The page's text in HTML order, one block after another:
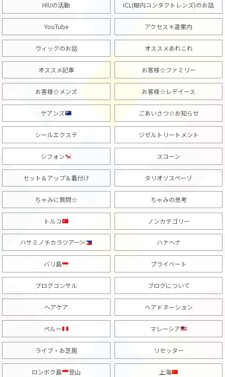
HIUの活動 ICL(眼内コンタクトレンズ)のお話
YouTube アクセス＊道案内
ウィッグのお話 オススメあれこれ
オススメ記事 お客様☆ファミリー
お客様☆メンズ お客様☆レデイース
ケアンズ ごあいさつ☆お知らせ
シールエクステ ジゼルトリートメント
シフォン スコーン
セット＆アップ＆着付け タリオソスペーゾ
ちゃみに質問☆ ちゃみの思考
トルコ ノンカテゴリー
ハサミノチカラツアー✂︎ ハナヘナ
バリ島 プライベート
ブログコンサル ブログについて
ヘアケア ヘアドネーション
ペルー マレーシア
ライブ・お芝居 リセッター
ロンボク島 登山 上海